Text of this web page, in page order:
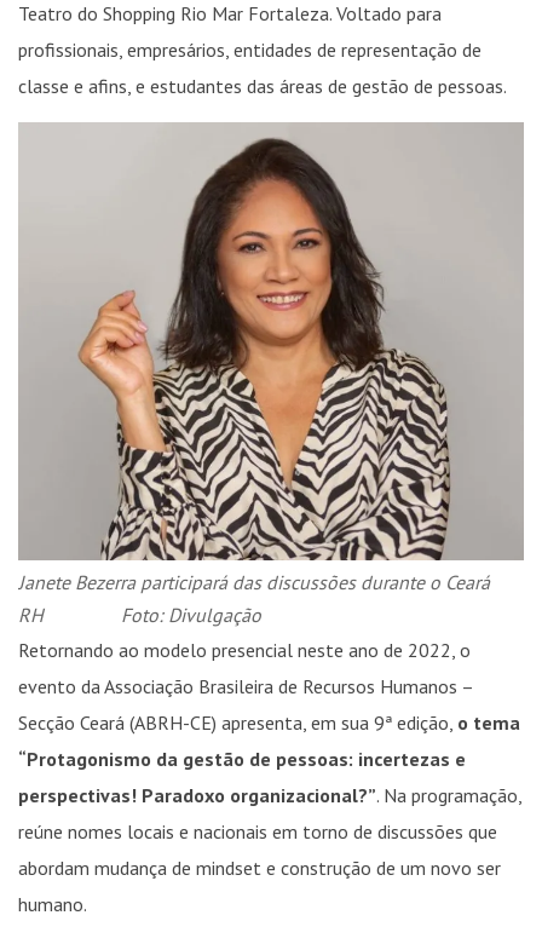
Teatro do Shopping Rio Mar Fortaleza. Voltado para
profissionais, empresários, entidades de representação de
classe e afins, e estudantes das áreas de gestão de pessoas.
Janete Bezerra participará das discussões durante o Ceará
RH Foto: Divulgação
Retornando ao modelo presencial neste ano de 2022, o
evento da Associação Brasileira de Recursos Humanos –
Secção Ceará (ABRH-CE) apresenta, em sua 9ª edição, o tema
“Protagonismo da gestão de pessoas: incertezas e
perspectivas! Paradoxo organizacional?”. Na programação,
reúne nomes locais e nacionais em torno de discussões que
abordam mudança de mindset e construção de um novo ser
humano.